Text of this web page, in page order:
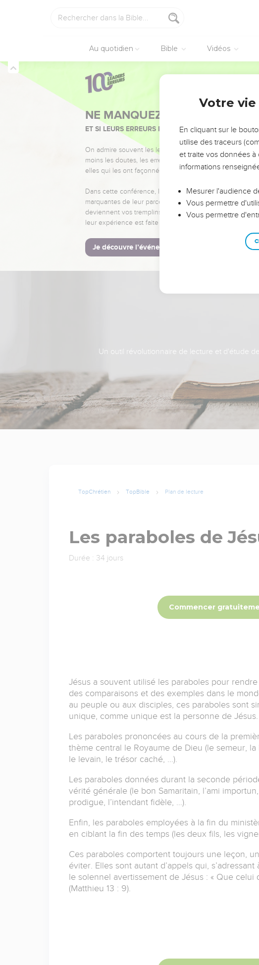
Au quotidien Bible Vidéos
NE MANQUEZ PAS
ET SI LEURS ERREURS POUVAIENT VOUS ÉVITER
On admire souvent les leaders pour leurs réussites, leur
moins les doutes, les erreurs et les saisons difficiles qu'ils
elles qui les ont façonnés.
Dans cette conférence, leaders, entrepreneurs, et
marquantes de leur parcours et les clés pour avancer
deviennent vos tremplins. Que vous guidiez un
leur expérience est faite pour vous.
Je découvre l’événement
Un outil révolutionnaire de lecture et d'étude
TopChrétien TopBible Plan de lecture
Les paraboles de
Durée : 34 jours
Commencer
Jésus a souvent utilisé les paraboles pour
des comparaisons et des exemples dans le
au peuple ou aux disciples, ces paraboles sont
unique, comme unique est la personne de Jésus.
Les paraboles prononcées au cours de la
thème central le Royaume de Dieu (le semeur,
le levain, le trésor caché, …).
Les paraboles données durant la seconde
vérité générale (le bon Samaritain, l’ami
prodigue, l’intendant fidèle, …).
Enfin, les paraboles employées à la fin du
en ciblant la fin des temps (les deux fils, les
Ces paraboles comportent toujours une leçon,
éviter. Elles sont autant d’appels qui,
le solennel avertissement de Jésus : « Que
(Matthieu 13 : 9).
Votre
En cliquant sur le
utilise des traceurs
et traite vos données
informations
Mesurer l'audience
Vous permettre
Vous permettre